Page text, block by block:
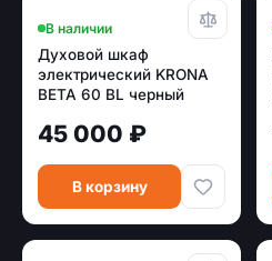
В наличии
Духовой шкаф
электрический KRONA
BETA 60 BL черный
45 000 ₽
В корзину